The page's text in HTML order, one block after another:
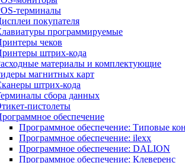
терминалы
покупателя
программируемые
чеков
штрих-кода
материалы и комплектующие
магнитных карт
штрих-кода
сбора данных
пистолеты
обеспечение
Программное обеспечение: Типовые
Программное обеспечение: ilexx
Программное обеспечение: DALION
Программное обеспечение: Клеверенс